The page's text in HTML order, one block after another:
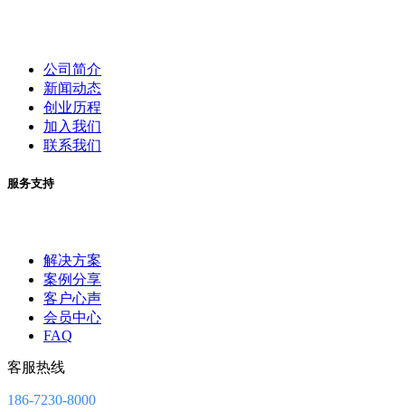
公司简介
新闻动态
创业历程
加入我们
联系我们
服务支持
解决方案
案例分享
客户心声
会员中心
FAQ
客服热线
186-7230-8000